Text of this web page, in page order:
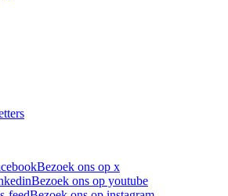
Bezoek ons op x
Bezoek ons op youtube